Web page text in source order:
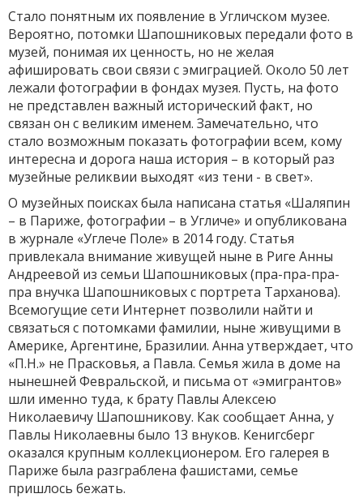
Стало понятным их появление в Угличском музее.
Вероятно, потомки Шапошниковых передали фото в
музей, понимая их ценность, но не желая
афишировать свои связи с эмиграцией. Около 50 лет
лежали фотографии в фондах музея. Пусть, на фото
не представлен важный исторический факт, но
связан он с великим именем. Замечательно, что
стало возможным показать фотографии всем, кому
интересна и дорога наша история – в который раз
музейные реликвии выходят «из тени - в свет».
О музейных поисках была написана статья «Шаляпин
– в Париже, фотографии – в Угличе» и опубликована
в журнале «Углече Поле» в 2014 году. Статья
привлекала внимание живущей ныне в Риге Анны
Андреевой из семьи Шапошниковых (пра-пра-пра-
пра внучка Шапошниковых с портрета Тарханова).
Всемогущие сети Интернет позволили найти и
связаться с потомками фамилии, ныне живущими в
Америке, Аргентине, Бразилии. Анна утверждает, что
«П.Н.» не Прасковья, а Павла. Семья жила в доме на
нынешней Февральской, и письма от «эмигрантов»
шли именно туда, к брату Павлы Алексею
Николаевичу Шапошникову. Как сообщает Анна, у
Павлы Николаевны было 13 внуков. Кенигсберг
оказался крупным коллекционером. Его галерея в
Париже была разграблена фашистами, семье
пришлось бежать.